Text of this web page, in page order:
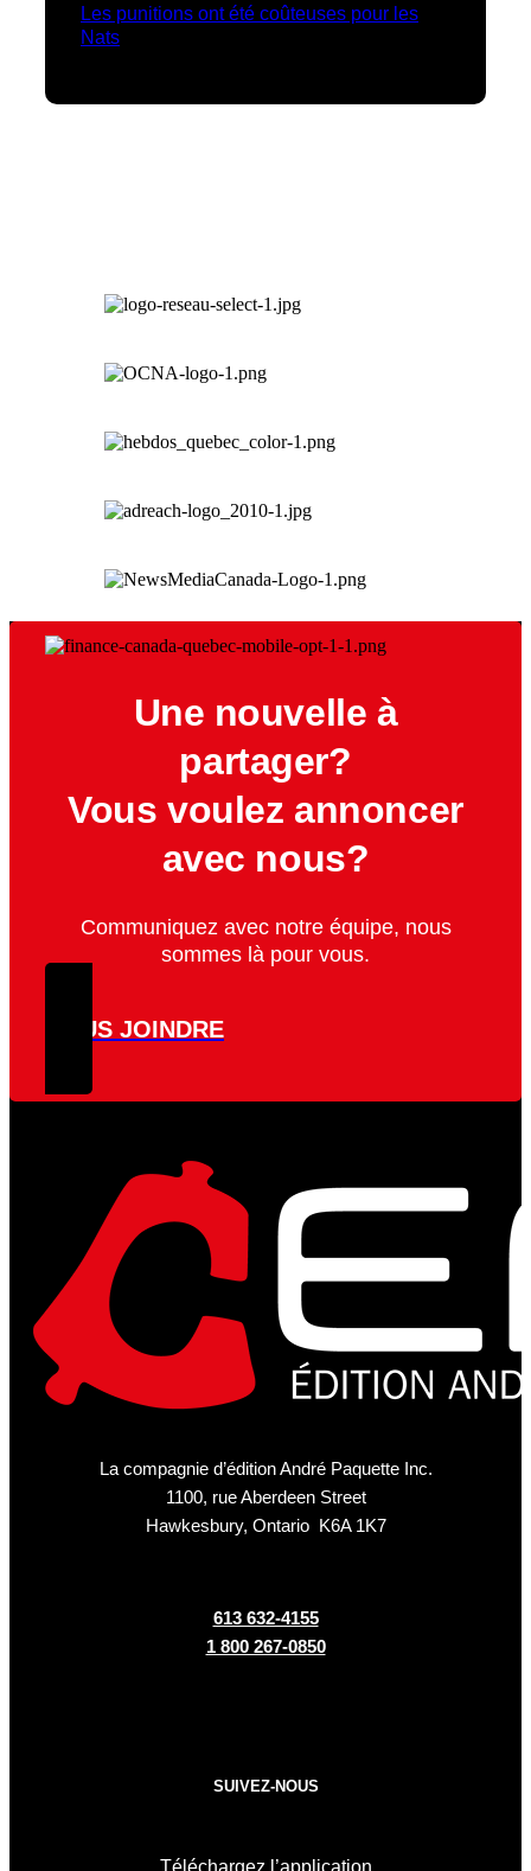
Les punitions ont été coûteuses pour les
Nats
Une nouvelle à
partager?
Vous voulez annoncer
avec nous?
Communiquez avec notre équipe, nous
sommes là pour vous.
NOUS JOINDRE
La compagnie d’édition André Paquette Inc.
1100, rue Aberdeen Street
Hawkesbury, Ontario K6A 1K7
613 632-4155
1 800 267-0850
SUIVEZ-NOUS